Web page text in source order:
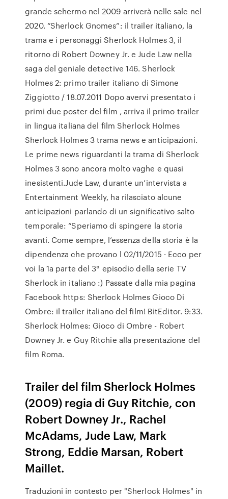
grande schermo nel 2009 arriverà nelle sale nel
2020. “Sherlock Gnomes”: il trailer italiano, la
trama e i personaggi Sherlock Holmes 3, il
ritorno di Robert Downey Jr. e Jude Law nella
saga del geniale detective 146. Sherlock
Holmes 2: primo trailer italiano di Simone
Ziggiotto / 18.07.2011 Dopo avervi presentato i
primi due poster del film , arriva il primo trailer
in lingua italiana del film Sherlock Holmes
Sherlock Holmes 3 trama news e anticipazioni.
Le prime news riguardanti la trama di Sherlock
Holmes 3 sono ancora molto vaghe e quasi
inesistenti.Jude Law, durante un’intervista a
Entertainment Weekly, ha rilasciato alcune
anticipazioni parlando di un significativo salto
temporale: “Speriamo di spingere la storia
avanti. Come sempre, l’essenza della storia è la
dipendenza che provano l 02/11/2015 · Ecco per
voi la 1a parte del 3° episodio della serie TV
Sherlock in italiano :) Passate dalla mia pagina
Facebook https: Sherlock Holmes Gioco Di
Ombre: il trailer italiano del film! BitEditor. 9:33.
Sherlock Holmes: Gioco di Ombre - Robert
Downey Jr. e Guy Ritchie alla presentazione del
film Roma.
Trailer del film Sherlock Holmes
(2009) regia di Guy Ritchie, con
Robert Downey Jr., Rachel
McAdams, Jude Law, Mark
Strong, Eddie Marsan, Robert
Maillet.
Traduzioni in contesto per "Sherlock Holmes" in